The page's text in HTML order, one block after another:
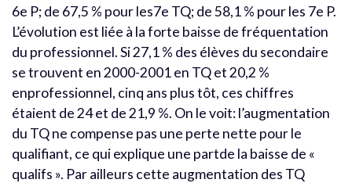
6e P; de 67,5 % pour les7e TQ; de 58,1 % pour les 7e P.
L’évolution est liée à la forte baisse de fréquentation
du professionnel. Si 27,1 % des élèves du secondaire
se trouvent en 2000-2001 en TQ et 20,2 %
enprofessionnel, cinq ans plus tôt, ces chiffres
étaient de 24 et de 21,9 %. On le voit: l’augmentation
du TQ ne compense pas une perte nette pour le
qualifiant, ce qui explique une partde la baisse de «
qualifs ». Par ailleurs cette augmentation des TQ